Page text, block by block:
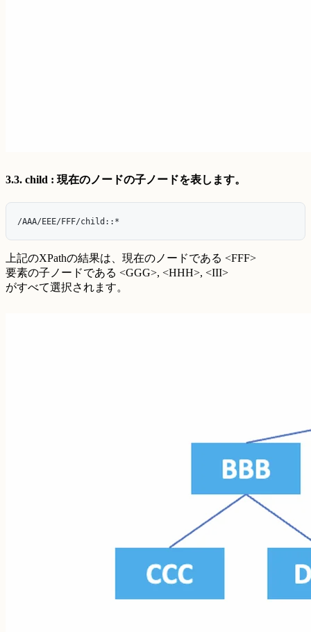
3.3. child : 現在のノードの子ノードを表します。
上記のXPathの結果は、現在のノードである <FFF>
要素の子ノードである <GGG>, <HHH>, <III>
がすべて選択されます。